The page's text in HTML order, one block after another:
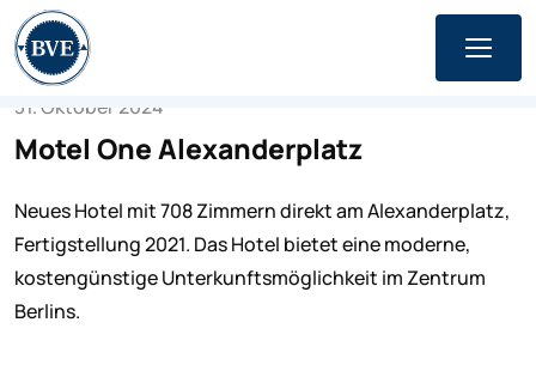
Skip
to
content
31. Oktober 2024
Motel One Alexanderplatz
Neues Hotel mit 708 Zimmern direkt am Alexanderplatz,
Fertigstellung 2021. Das Hotel bietet eine moderne,
kostengünstige Unterkunftsmöglichkeit im Zentrum
Berlins.